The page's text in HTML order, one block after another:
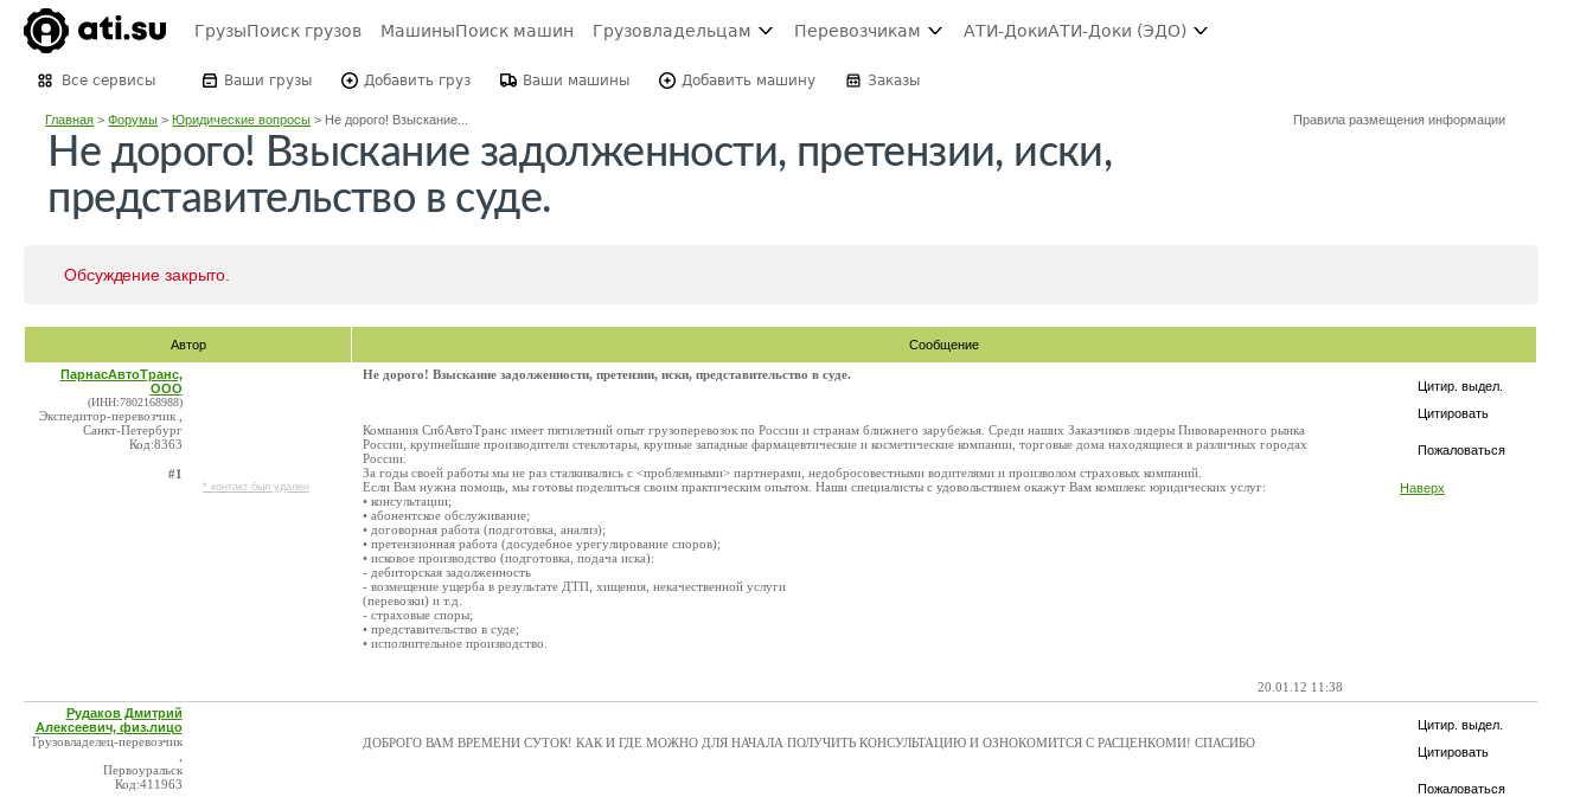
ГрузыПоиск грузов МашиныПоиск машин Грузовладельцам Перевозчикам АТИ-ДокиАТИ-Доки (ЭДО)
Все сервисы Ваши грузы Добавить груз Ваши машины Добавить машину Заказы
Главная >Форумы >Юридические вопросы > Не дорого! Взыскание... Правила размещения информации
Не дорого! Взыскание задолженности, претензии, иски,
представительство в суде.
Обсуждение закрыто.
Автор Сообщение
Цитир. выдел.
Цитировать
Пожаловаться
Наверх
ПарнасАвтоТранс,
ООО
(ИНН:7802168988)
Экспедитор-перевозчик ,
Санкт-Петербург
Код:8363
#1
* контакт был удален
Не дорого! Взыскание задолженности, претензии, иски, представительство в суде.
Компания СибАвтоТранс имеет пятилетний опыт грузоперевозок по России и странам ближнего зарубежья. Среди наших Заказчиков лидеры Пивоваренного рынка
России, крупнейшие производители стеклотары, крупные западные фармацевтические и косметические компании, торговые дома находящиеся в различных городах
России.
За годы своей работы мы не раз сталкивались с <проблемными> партнерами, недобросовестными водителями и произволом страховых компаний.
Если Вам нужна помощь, мы готовы поделиться своим практическим опытом. Наши специалисты с удовольствием окажут Вам комплекс юридических услуг:
• консультации;
• абонентское обслуживание;
• договорная работа (подготовка, анализ);
• претензионная работа (досудебное урегулирование споров);
• исковое производство (подготовка, подача иска):
- дебиторская задолженность
- возмещение ущерба в результате ДТП, хищения, некачественной услуги
(перевозки) и т.д.
- страховые споры;
• представительство в суде;
• исполнительное производство.
20.01.12 11:38
Цитир. выдел.
Цитировать
Пожаловаться
Рудаков Дмитрий
Алексеевич, физ.лицо
Грузовладелец-перевозчик
Первоуральск
Код:411963
ДОБРОГО ВАМ ВРЕМЕНИ СУТОК! КАК И ГДЕ МОЖНО ДЛЯ НАЧАЛА ПОЛУЧИТЬ КОНСУЛЬТАЦИЮ И ОЗНОКОМИТСЯ С РАСЦЕНКОМИ! СПАСИБО